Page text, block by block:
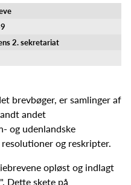
2. sekretariat
brevbøger, er samlinger af
andet
og udenlandske
og reskripter.
opløst og indlagt
Dette skete på